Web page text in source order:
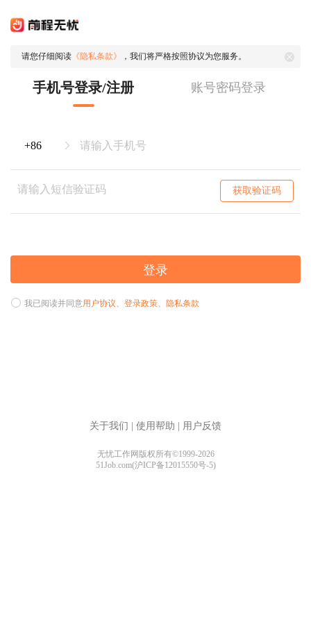
请您仔细阅读 《隐私条款》 ，我们将严格按照协议为您服务。
手机号登录/注册 账号密码登录
获取验证码
登录
我已阅读并同意用户协议、 登录政策、 隐私条款
关于我们 使用帮助 用户反馈
无忧工作网版权所有©1999-2026
51Job.com(沪ICP备12015550号-5)